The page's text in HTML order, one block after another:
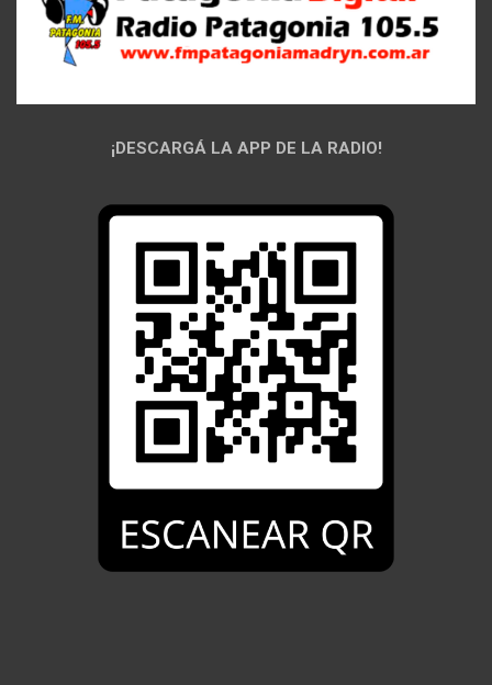
¡DESCARGÁ LA APP DE LA RADIO!